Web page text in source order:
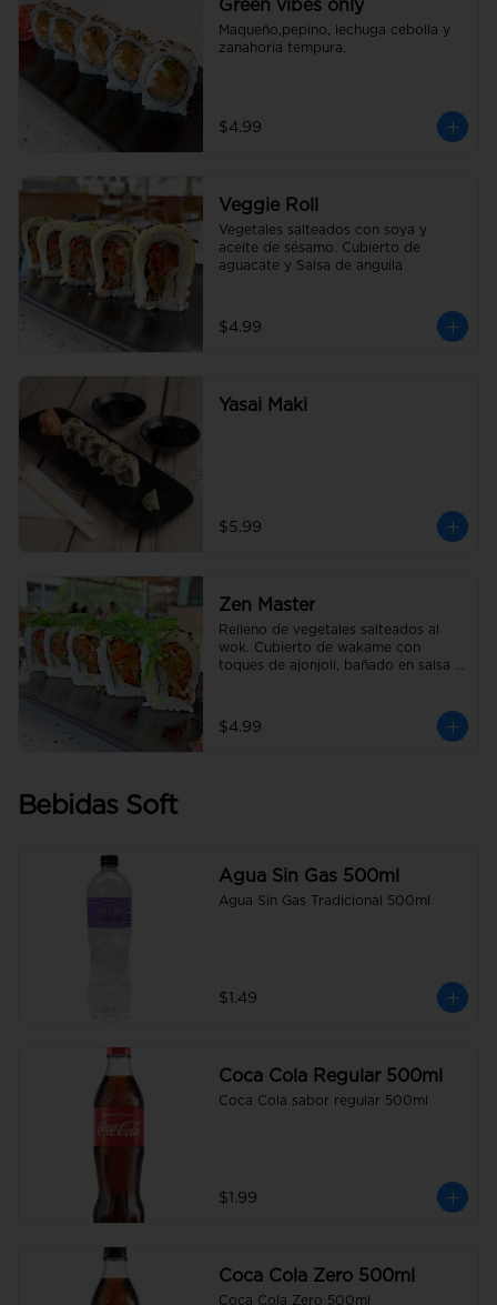
Green vibes only
Maqueño,pepino, lechuga cebolla y
zanahoria tempura.
$4.99
Veggie Roll
Vegetales salteados con soya y
aceite de sésamo. Cubierto de
aguacate y Salsa de anguila
$4.99
Yasai Maki
$5.99
Zen Master
Relleno de vegetales salteados al
wok. Cubierto de wakame con
toques de ajonjolí, bañado en salsa
$4.99
Bebidas Soft
Agua Sin Gas 500ml
Agua Sin Gas Tradicional 500ml
$1.49
Coca Cola Regular 500ml
Coca Cola sabor regular 500ml
$1.99
Coca Cola Zero 500ml
Coca Cola Zero 500ml